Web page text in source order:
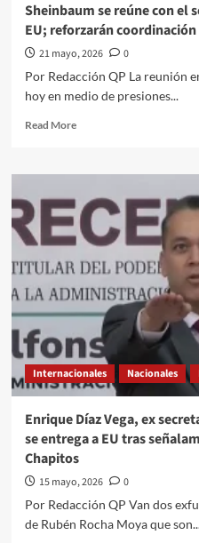
Sheinbaum se reúne con el
EU; reforzarán
21 mayo, 2026
0
Por Redacción QP La reunión
hoy en medio de presiones...
Read MoreRead
Sheinbaum
reúne
con
el
secretario
de
Seguridad
reforzarán
coordinación
bilateral
Internacionales Nacionales
Enrique Díaz Vega, ex
se entrega a EU tras
Chapitos
15 mayo, 2026
0
Por Redacción QP Van dos
de Rubén Rocha Moya que